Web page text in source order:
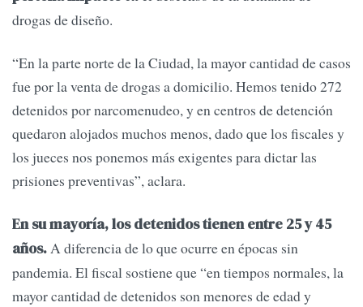
drogas de diseño.
“En la parte norte de la Ciudad, la mayor cantidad de casos
fue por la venta de drogas a domicilio. Hemos tenido 272
detenidos por narcomenudeo, y en centros de detención
quedaron alojados muchos menos, dado que los fiscales y
los jueces nos ponemos más exigentes para dictar las
prisiones preventivas”, aclara.
En su mayoría, los detenidos tienen entre 25 y 45
años.A diferencia de lo que ocurre en épocas sin
pandemia. El fiscal sostiene que “en tiempos normales, la
mayor cantidad de detenidos son menores de edad y